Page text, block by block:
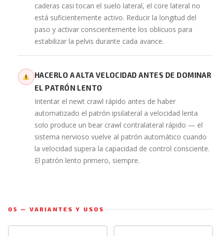
caderas casi tocan el suelo lateral, el core lateral no
está suficientemente activo. Reducir la longitud del
paso y activar conscientemente los oblicuos para
estabilizar la pelvis durante cada avance.
HACERLO A ALTA VELOCIDAD ANTES DE DOMINAR
EL PATRÓN LENTO
Intentar el newt crawl rápido antes de haber
automatizado el patrón ipsilateral a velocidad lenta
solo produce un bear crawl contralateral rápido — el
sistema nervioso vuelve al patrón automático cuando
la velocidad supera la capacidad de control consciente.
El patrón lento primero, siempre.
05 — VARIANTES Y USOS